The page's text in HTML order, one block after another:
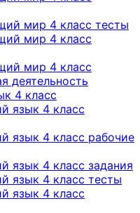
мир 4 класс тесты
мир 4 класс
мир 4 класс
деятельность
4 класс
язык 4 класс
язык 4 класс рабочие
язык 4 класс задания
язык 4 класс тесты
язык 4 класс